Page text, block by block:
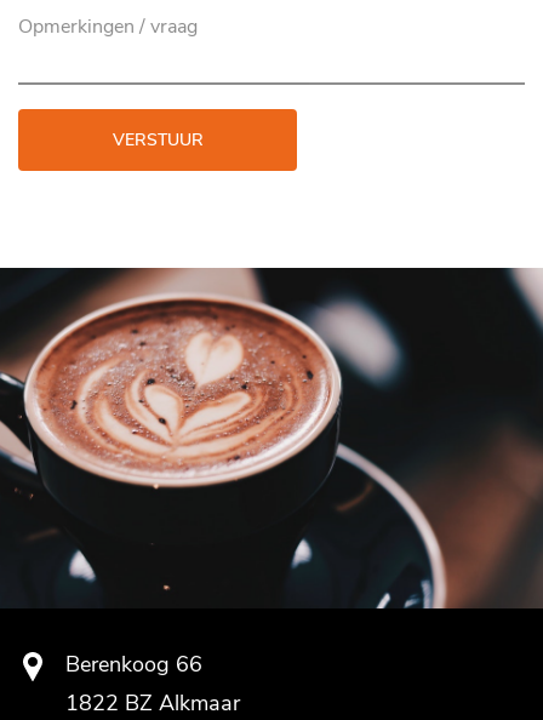
VERSTUUR
Berenkoog 66
1822 BZ Alkmaar